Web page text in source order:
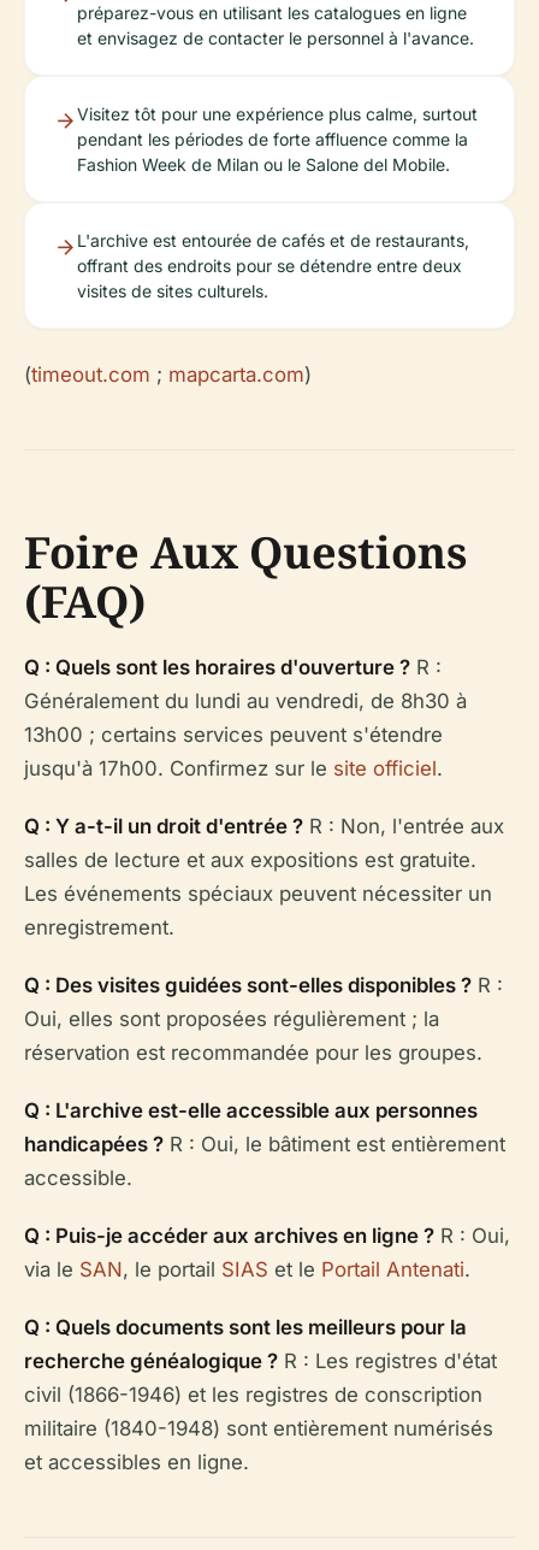
préparez-vous en utilisant les catalogues en ligne
et envisagez de contacter le personnel à l'avance.
Visitez tôt pour une expérience plus calme, surtout
pendant les périodes de forte affluence comme la
Fashion Week de Milan ou le Salone del Mobile.
L'archive est entourée de cafés et de restaurants,
offrant des endroits pour se détendre entre deux
visites de sites culturels.
(timeout.com ; mapcarta.com)
Foire Aux Questions
(FAQ)
Q : Quels sont les horaires d'ouverture ? R :
Généralement du lundi au vendredi, de 8h30 à
13h00 ; certains services peuvent s'étendre
jusqu'à 17h00. Confirmez sur le site officiel.
Q : Y a-t-il un droit d'entrée ? R : Non, l'entrée aux
salles de lecture et aux expositions est gratuite.
Les événements spéciaux peuvent nécessiter un
enregistrement.
Q : Des visites guidées sont-elles disponibles ? R :
Oui, elles sont proposées régulièrement ; la
réservation est recommandée pour les groupes.
Q : L'archive est-elle accessible aux personnes
handicapées ? R : Oui, le bâtiment est entièrement
accessible.
Q : Puis-je accéder aux archives en ligne ? R : Oui,
via le SAN, le portail SIAS et le Portail Antenati.
Q : Quels documents sont les meilleurs pour la
recherche généalogique ? R : Les registres d'état
civil (1866-1946) et les registres de conscription
militaire (1840-1948) sont entièrement numérisés
et accessibles en ligne.